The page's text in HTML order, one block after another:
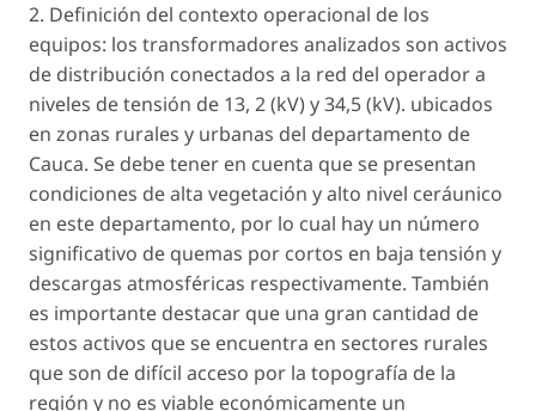
2. Definición del contexto operacional de los
equipos: los transformadores analizados son activos
de distribución conectados a la red del operador a
niveles de tensión de 13, 2 (kV) y 34,5 (kV). ubicados
en zonas rurales y urbanas del departamento de
Cauca. Se debe tener en cuenta que se presentan
condiciones de alta vegetación y alto nivel ceráunico
en este departamento, por lo cual hay un número
significativo de quemas por cortos en baja tensión y
descargas atmosféricas respectivamente. También
es importante destacar que una gran cantidad de
estos activos que se encuentra en sectores rurales
que son de difícil acceso por la topografía de la
región y no es viable económicamente un